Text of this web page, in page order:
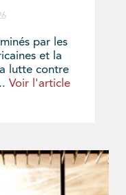
par les
et la
lutte contre
Voir l'article